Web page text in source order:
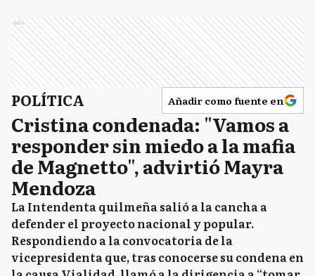
Ads
POLÍTICA Añadir como fuente en
Cristina condenada: "Vamos a
responder sin miedo a la mafia
de Magnetto", advirtió Mayra
Mendoza
La Intendenta quilmeña salió a la cancha a
defender el proyecto nacional y popular.
Respondiendo a la convocatoria de la
vicepresidenta que, tras conocerse su condena en